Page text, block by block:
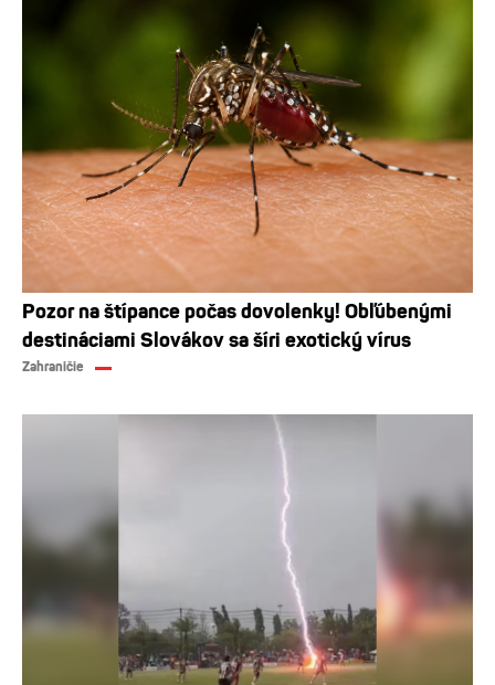
Pozor na štípance počas dovolenky! Obľúbenými
destináciami Slovákov sa šíri exotický vírus
Zahraničie